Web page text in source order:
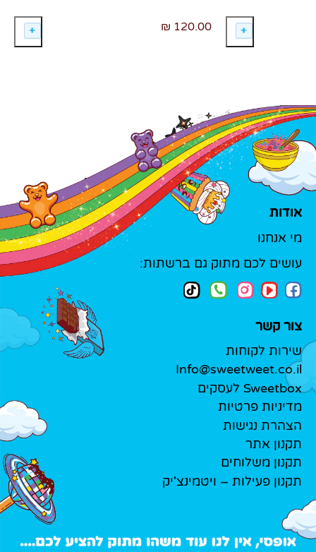
120.00 ₪
אודות
מי אנחנו
עושים לכם מתוק גם ברשתות:
צור קשר
שירות לקוחות
Info@sweetweet.co.il
Sweetbox לעסקים
מדיניות פרטיות
הצהרת נגישות
תקנון אתר
תקנון משלוחים
תקנון פעילות – ויטמינצ'יק